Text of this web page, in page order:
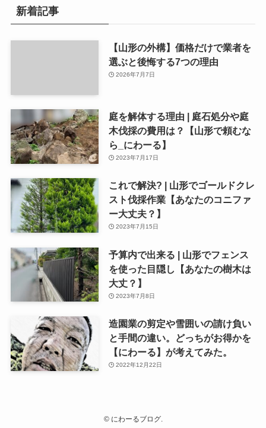
新着記事
【山形の外構】価格だけで業者を
選ぶと後悔する7つの理由
2026年7月7日
庭を解体する理由 | 庭石処分や庭
木伐採の費用は？【山形で頼むな
ら_にわーる】
2023年7月17日
これで解決? | 山形でゴールドクレ
スト伐採作業【あなたのコニファ
ー大丈夫？】
2023年7月15日
予算内で出来る | 山形でフェンス
を使った目隠し【あなたの樹木は
大丈？】
2023年7月8日
造園業の剪定や雪囲いの請け負い
と手間の違い。どっちがお得かを
【にわーる】が考えてみた。
2022年12月22日
©にわーるブログ.